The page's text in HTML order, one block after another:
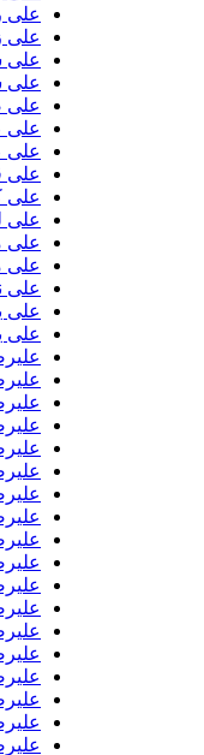
علی
علی زند وکیلی
علی سپاهی
علی ستوده
علی صدیق
علی
علی عرب تبار
علی قاسمی
علی
علی لهراسبی
علی مغربی
علی ملک پور
علی نظریان
علی یاسینی
علی یگانه
علیرضا آذر
علیرضا آراسته
علیرضا بهمنی
علیرضا رحیم
علیرضا
علیرضا
علیرضا
علیرضا
علیرضا ظریف
علیرضا عباس
علیرضا قادری
علیرضا قاضی
علیرضا قربانی
علیرضا کیایی
علیرضا
علیرضا
علیرضا ندرلو
علیرضا ی